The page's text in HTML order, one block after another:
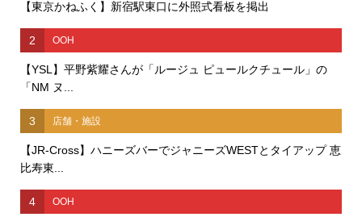
【東京かねふく】新宿駅東口に外照式看板を掲出
2 OOH
【YSL】平野紫耀さんが「ルージュ ピュールクチュール」の
「NM ヌ...
3 店舗・施設
【JR-Cross】ハニーズバーでジャニーズWESTとタイアップ 恵
比寿東...
4 OOH